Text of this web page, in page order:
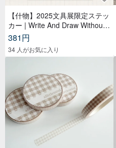
【什物】2025文具展限定ステッ
カー | Write And Draw Without
Limited
381円
34 人がお気に入り